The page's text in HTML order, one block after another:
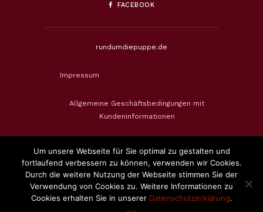
FACEBOOK
rundumdiepuppe.de
Impressum
Allgemeine Geschäftsbedingungen mit
Kundeninformationen
Widerrufsbelehrung & Widerrufsformular
Zahlungsweisen
Um unsere Webseite für Sie optimal zu gestalten und
fortlaufend verbessern zu können, verwenden wir Cookies.
Durch die weitere Nutzung der Webseite stimmen Sie der
Verwendung von Cookies zu. Weitere Informationen zu
Cookies erhalten Sie in unserer Datenschutzerklärung.